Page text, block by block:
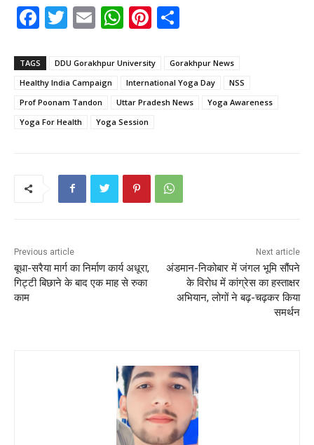
F
a
c
e
b
o
T
w
itt
er
E
m
ai
l
W
h
a
ts
A
p
Pi
nt
er
e
st
ar
e
TAGS DDU Gorakhpur University
Gorakhpur News
Healthy India Campaign
International Yoga Day
NSS
Prof Poonam Tandon
Uttar Pradesh News
Yoga Awareness
Yoga For Health
Yoga Session
Previous article
बूधा-सरैया मार्ग का निर्माण कार्य अधूरा,
गिट्टी बिछाने के बाद एक माह से रुका
काम
Next article
अंडमान-निकोबार में जंगल भूमि सौंपने
के विरोध में कांग्रेस का हस्ताक्षर
अभियान, लोगों ने बढ़-चढ़कर किया
समर्थन